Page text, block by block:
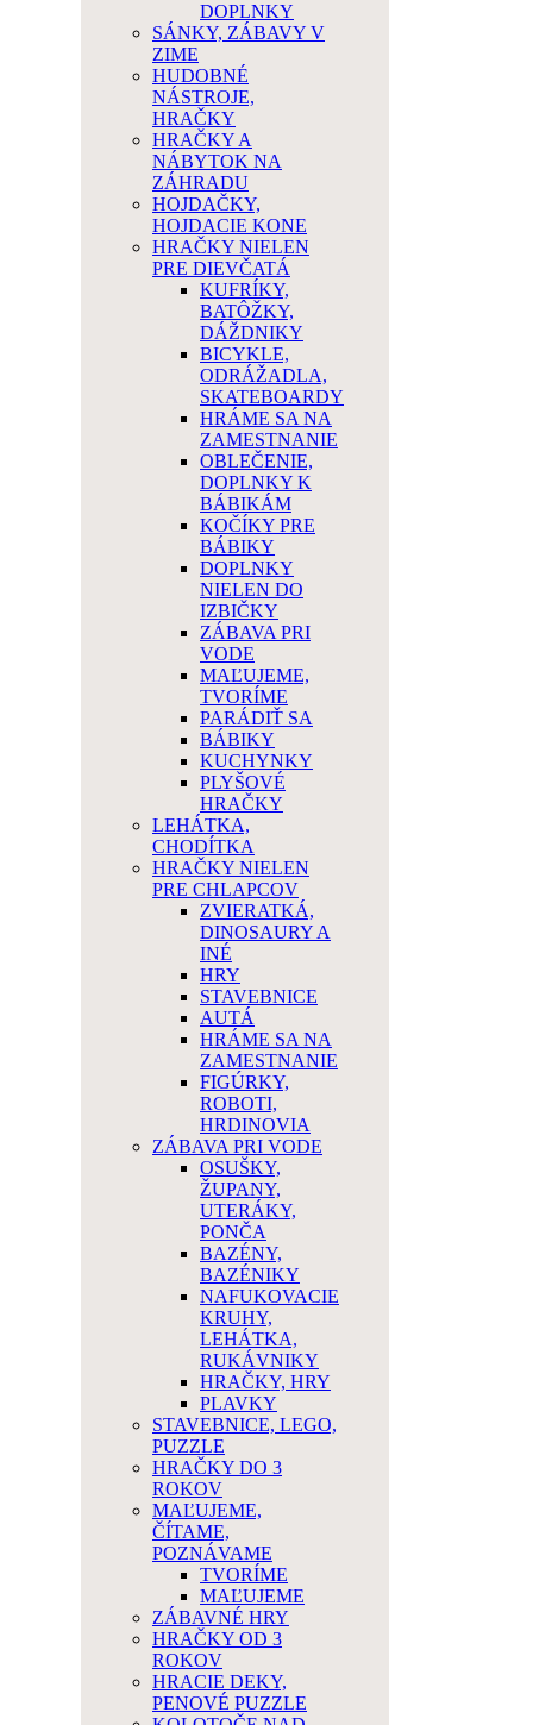
DOPLNKY
SÁNKY, ZÁBAVY V
ZIME
HUDOBNÉ
NÁSTROJE,
HRAČKY
HRAČKY A
NÁBYTOK NA
ZÁHRADU
HOJDAČKY,
HOJDACIE KONE
HRAČKY NIELEN
PRE DIEVČATÁ
KUFRÍKY,
BATÔŽKY,
DÁŽDNIKY
BICYKLE,
ODRÁŽADLA,
SKATEBOARDY
HRÁME SA NA
ZAMESTNANIE
OBLEČENIE,
DOPLNKY K
BÁBIKÁM
KOČÍKY PRE
BÁBIKY
DOPLNKY
NIELEN DO
IZBIČKY
ZÁBAVA PRI
VODE
MAĽUJEME,
TVORÍME
PARÁDIŤ SA
BÁBIKY
KUCHYNKY
PLYŠOVÉ
HRAČKY
LEHÁTKA,
CHODÍTKA
HRAČKY NIELEN
PRE CHLAPCOV
ZVIERATKÁ,
DINOSAURY A
INÉ
HRY
STAVEBNICE
AUTÁ
HRÁME SA NA
ZAMESTNANIE
FIGÚRKY,
ROBOTI,
HRDINOVIA
ZÁBAVA PRI VODE
OSUŠKY,
ŽUPANY,
UTERÁKY,
PONČA
BAZÉNY,
BAZÉNIKY
NAFUKOVACIE
KRUHY,
LEHÁTKA,
RUKÁVNIKY
HRAČKY, HRY
PLAVKY
STAVEBNICE, LEGO,
PUZZLE
HRAČKY DO 3
ROKOV
MAĽUJEME,
ČÍTAME,
POZNÁVAME
TVORÍME
MAĽUJEME
ZÁBAVNÉ HRY
HRAČKY OD 3
ROKOV
HRACIE DEKY,
PENOVÉ PUZZLE